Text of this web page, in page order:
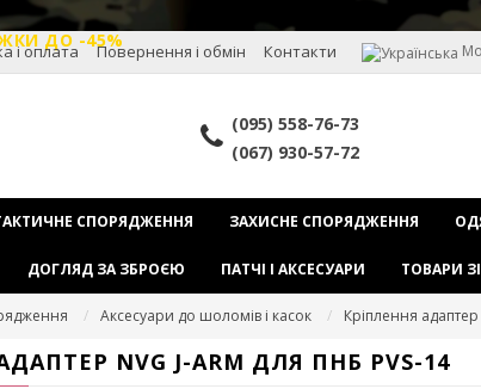
ДО -45%
і оплата Повернення і обмін Контакти
(095) 558-76-73
(067) 930-57-72
СПОРЯДЖЕННЯ ЗАХИСНЕ СПОРЯДЖЕННЯ
ДОГЛЯД ЗА ЗБРОЄЮ ПАТЧІ І АКСЕСУАРИ ТОВАРИ
Аксесуари до шоломів і касок Кріплення
NVG J-ARM ДЛЯ ПНБ PVS-14